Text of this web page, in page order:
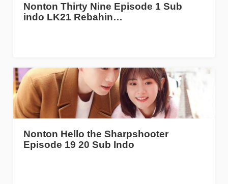
Nonton Thirty Nine Episode 1 Sub
indo LK21 Rebahin…
Nonton Hello the Sharpshooter
Episode 19 20 Sub Indo